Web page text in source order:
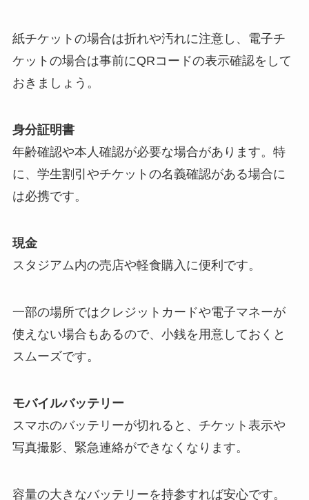
紙チケットの場合は折れや汚れに注意し、電子チ
ケットの場合は事前にQRコードの表示確認をして
おきましょう。
身分証明書
年齢確認や本人確認が必要な場合があります。特
に、学生割引やチケットの名義確認がある場合に
は必携です。
現金
スタジアム内の売店や軽食購入に便利です。
一部の場所ではクレジットカードや電子マネーが
使えない場合もあるので、小銭を用意しておくと
スムーズです。
モバイルバッテリー
スマホのバッテリーが切れると、チケット表示や
写真撮影、緊急連絡ができなくなります。
容量の大きなバッテリーを持参すれば安心です。